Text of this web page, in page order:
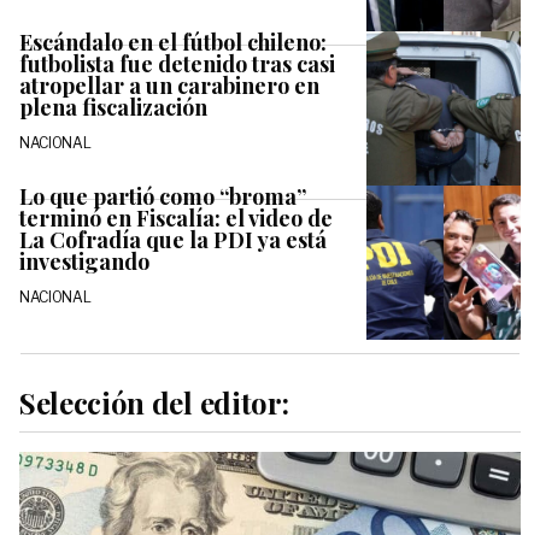
Escándalo en el fútbol chileno:
futbolista fue detenido tras casi
atropellar a un carabinero en
plena fiscalización
NACIONAL
Lo que partió como “broma”
terminó en Fiscalía: el video de
La Cofradía que la PDI ya está
investigando
NACIONAL
Selección del editor: